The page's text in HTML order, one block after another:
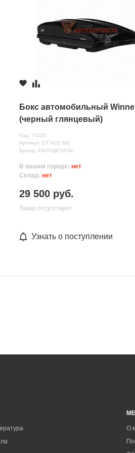
персональных данных
Бокс автомобильный
(черный глянцевый)
Код: 73025
Артикул: ET7425 BG
Бренд: ЕВРОДЕТАЛЬ
В вашем городе: нет
Склад: нет
29 500 руб.
Товар отсутствует
Узнать о поступлении
О